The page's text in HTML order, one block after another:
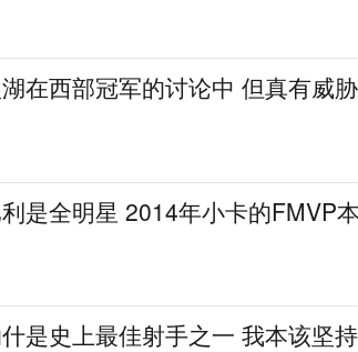
在西部冠军的讨论中 但真有威
是全明星 2014年小卡的FMVP
是史上最佳射手之一 我本该坚